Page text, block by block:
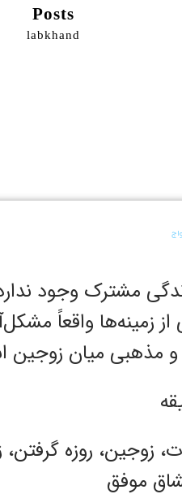
Posts
labkhand
مشترک وجود ندارد
از زمینه‌ها واقعاً
و مذهبی میان